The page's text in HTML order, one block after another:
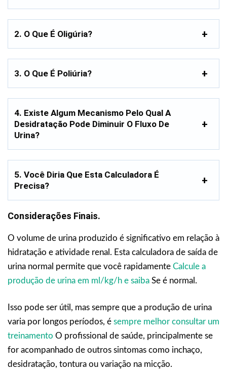
2. O Que É Oligúria?
3. O Que É Poliúria?
4. Existe Algum Mecanismo Pelo Qual A
Desidratação Pode Diminuir O Fluxo De
Urina?
5. Você Diria Que Esta Calculadora É
Precisa?
Considerações Finais.
O volume de urina produzido é significativo em relação à
hidratação e atividade renal. Esta calculadora de saída de
urina normal permite que você rapidamente Calcule a
produção de urina em ml/kg/h e saiba Se é normal.
Isso pode ser útil, mas sempre que a produção de urina
varia por longos períodos, é sempre melhor consultar um
treinamento O profissional de saúde, principalmente se
for acompanhado de outros sintomas como inchaço,
desidratação, tontura ou variação na micção.